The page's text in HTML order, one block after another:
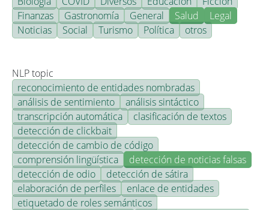
Finanzas
Gastronomía General Salud
Legal
Noticias
Social Turismo Política otros
NLP topic
reconocimiento de entidades nombradas
análisis de sentimiento
análisis sintáctico
transcripción automática
clasificación de textos
detección de clickbait
detección de cambio de código
comprensión lingüística
detección de noticias falsas
detección de odio
detección de sátira
elaboración de perfiles
enlace de entidades
etiquetado de roles semánticos